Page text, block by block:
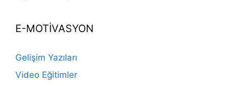
E-MOTİVASYON
Gelişim Yazıları
Video Eğitimler